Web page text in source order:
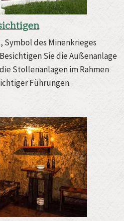
Symbol des Minenkrieges
Sie die Außenanlage
Stollenanlagen im Rahmen
Führungen.